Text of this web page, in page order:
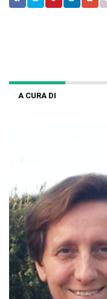
A CURA DI